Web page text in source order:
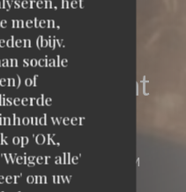
meten,
(bijv.
sociale
of
weer
op 'OK,
alle'
om uw
Restaurant
BD AMSTERDAM
Restaurant